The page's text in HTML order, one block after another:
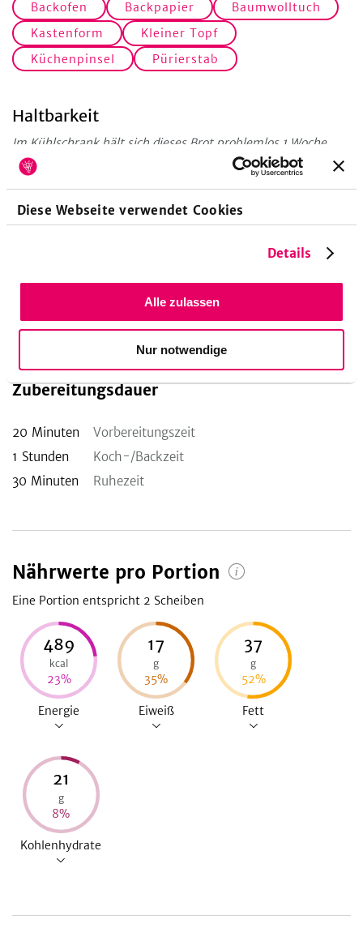
Diese Webseite verwendet Cookies
Details
Alle zulassen
Nur notwendige
Backofen Backpapier
Baumwolltuch
Kastenform
Kleiner Topf
Küchenpinsel
Pürierstab
Haltbarkeit
Im Kühlschrank hält sich dieses Brot problemlos 1 Woche.
Tipp!
Du kannst hier bei den Kernen und Nüssen auch nach Lust
Ebenfalls glutenfrei und gesund ist das
glutenfreie Superfood-Brot.
Zubereitungsdauer
20 Minuten
Vorbereitungszeit
1 Stunden
Koch-/Backzeit
30 Minuten Ruhezeit
Nährwerte pro Portion
Eine Portion entspricht 2 Scheiben
489
kcal
23%
Energie
17
g
35%
Eiweiß
37
g
52%
Fett
21
g
8%
Kohlenhydrate